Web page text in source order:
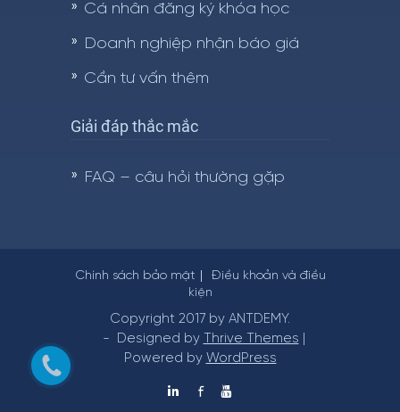
Cá nhân đăng ký khóa học
Doanh nghiệp nhận báo giá
Cần tư vấn thêm
Giải đáp thắc mắc
FAQ – câu hỏi thường gặp
Chính sách bảo mật
Điều khoản và điều
kiện
Copyright 2017 by ANTDEMY.
- Designed by
Thrive Themes
Powered by WordPress